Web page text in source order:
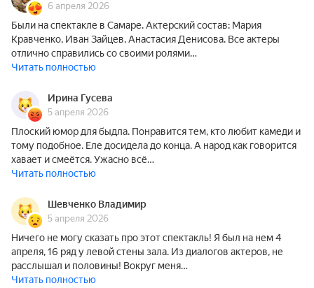
6 апреля 2026
Были на спектакле в Самаре. Актерский состав: Мария
Кравченко, Иван Зайцев, Анастасия Денисова. Все актеры
отлично справились со своими ролями…
Читать полностью
Ирина Гусева
5 апреля 2026
Плоский юмор для быдла. Понравится тем, кто любит камеди и
тому подобное. Еле досидела до конца. А народ как говорится
хавает и смеётся. Ужасно всё…
Читать полностью
Шевченко Владимир
5 апреля 2026
Ничего не могу сказать про этот спектакль! Я был на нем 4
апреля, 16 ряд у левой стены зала. Из диалогов актеров, не
расслышал и половины! Вокруг меня…
Читать полностью